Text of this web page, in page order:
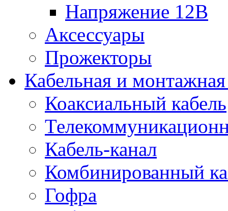
Напряжение 12В
Аксессуары
Прожекторы
Кабельная и
Коаксиальный кабель
Кабель-канал
Комбинированный
Гофра